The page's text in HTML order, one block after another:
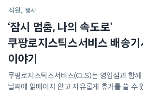
직원 행사
‘잠시 멈춤, 나의 속도로’
쿠팡로지스틱스서비스 배송
이야기
쿠팡로지스틱스서비스(CLS)는 영업점과 함
날짜에 얽매이지 않고 자유롭게 휴가를 쓸 수